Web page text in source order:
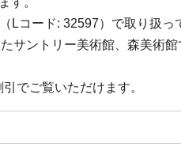
Lコード: 32597）で取り扱っ
サントリー美術館、森美術
でご覧いただけます。